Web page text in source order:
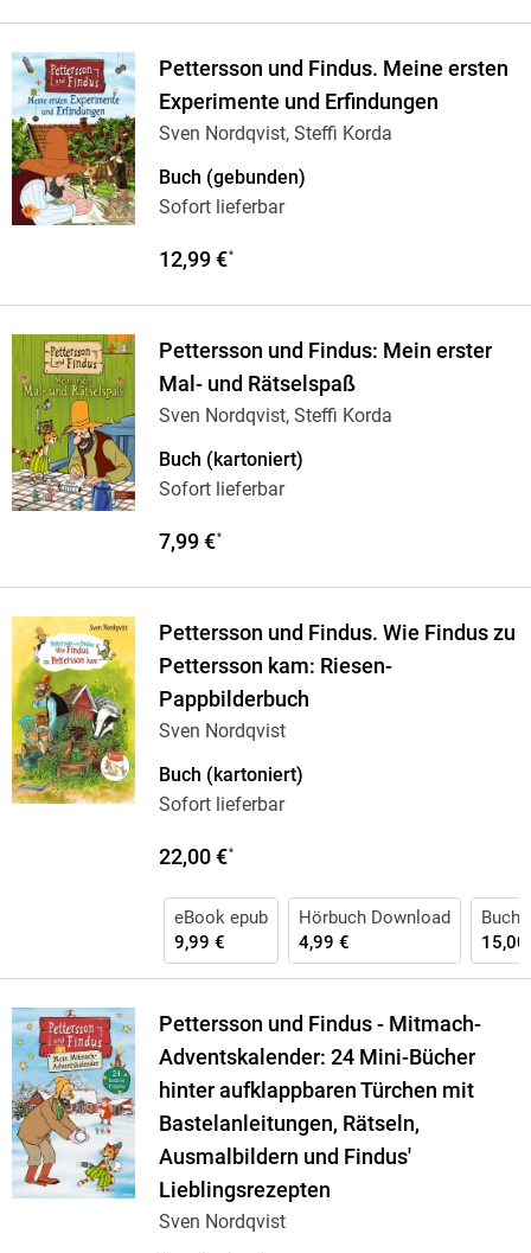
Pettersson und Findus. Meine ersten
Experimente und Erfindungen
Sven Nordqvist, Steffi Korda
Buch (gebunden)
Sofort lieferbar
12,99 €*
Pettersson und Findus: Mein erster
Mal- und Rätselspaß
Sven Nordqvist, Steffi Korda
Buch (kartoniert)
Sofort lieferbar
7,99 €*
Pettersson und Findus. Wie Findus zu
Pettersson kam: Riesen-
Pappbilderbuch
Sven Nordqvist
Buch (kartoniert)
Sofort lieferbar
22,00 €*
eBook epub
9,99 €
Hörbuch Download
4,99 €
Buch
15,00
Pettersson und Findus - Mitmach-
Adventskalender: 24 Mini-Bücher
hinter aufklappbaren Türchen mit
Bastelanleitungen, Rätseln,
Ausmalbildern und Findus'
Lieblingsrezepten
Sven Nordqvist